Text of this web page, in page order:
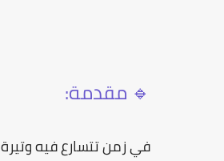
🔹 مقدمة:
في زمن تتسارع فيه وتيرة